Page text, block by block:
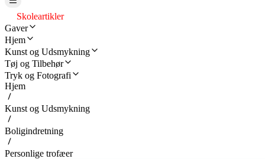
Skoleartikler
Gaver
Hjem
Kunst og Udsmykning
Tøj og Tilbehør
Tryk og Fotografi
Hjem
Kunst og Udsmykning
Boligindretning
Personlige trofæer